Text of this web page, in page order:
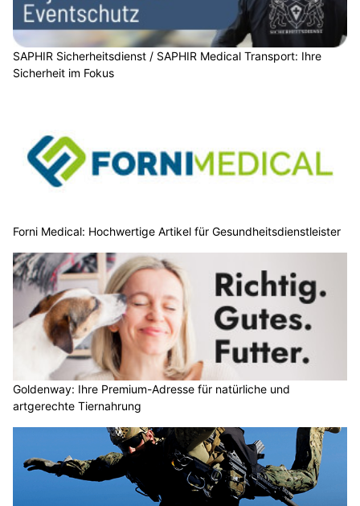
SAPHIR Sicherheitsdienst / SAPHIR Medical Transport: Ihre
Sicherheit im Fokus
Forni Medical: Hochwertige Artikel für Gesundheitsdienstleister
Goldenway: Ihre Premium-Adresse für natürliche und
artgerechte Tiernahrung